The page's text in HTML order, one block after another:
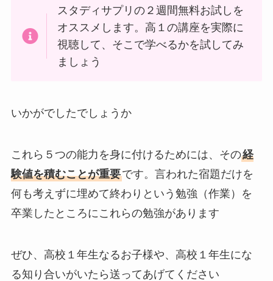
スタディサプリの２週間無料お試しを
オススメします。高１の講座を実際に
視聴して、そこで学べるかを試してみ
ましょう
いかがでしたでしょうか
これら５つの能力を身に付けるためには、その経
験値を積むことが重要です。言われた宿題だけを
何も考えずに埋めて終わりという勉強（作業）を
卒業したところにこれらの勉強があります
ぜひ、高校１年生なるお子様や、高校１年生にな
る知り合いがいたら送ってあげてください